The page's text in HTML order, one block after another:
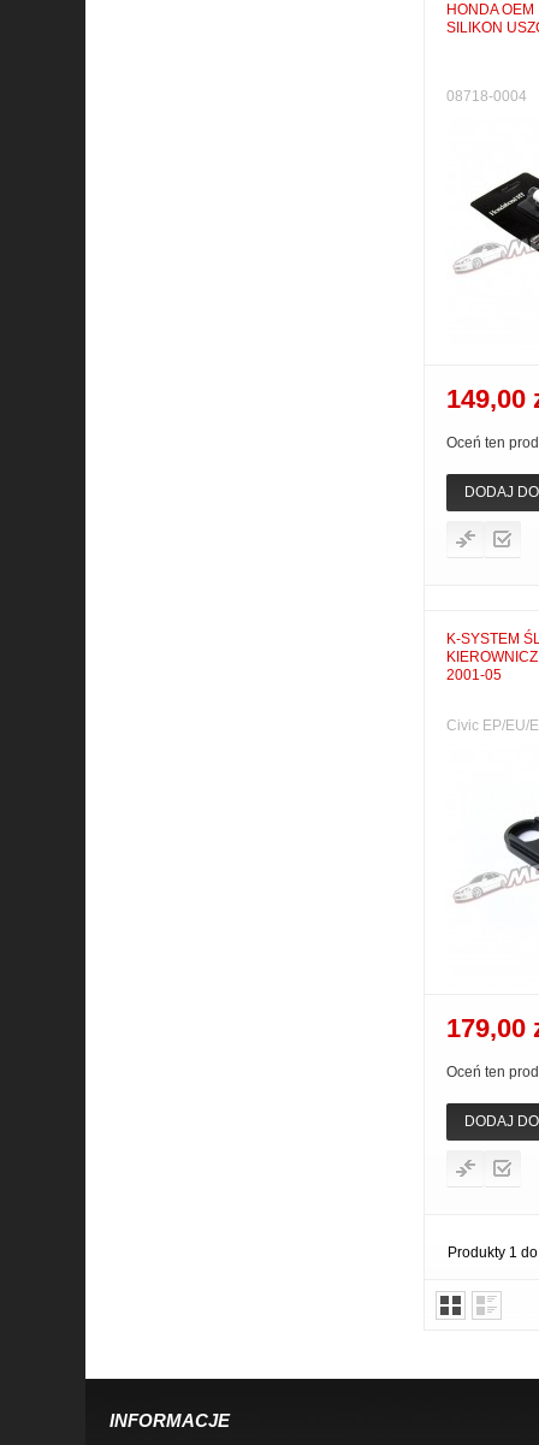
HONDA
SILIKON
08718-0004
149,00
Oceń ten
DODAJ
K-SYSTEM
2001-05
Civic EP/EU/
179,00
Oceń ten
DODAJ
Produkty 1
INFORMACJE